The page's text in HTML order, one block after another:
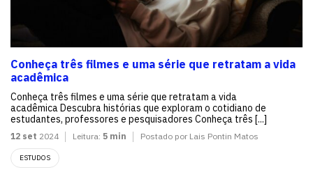
Conheça três filmes e uma série que retratam a vida
acadêmica
Conheça três filmes e uma série que retratam a vida
acadêmica Descubra histórias que exploram o cotidiano de
estudantes, professores e pesquisadores Conheça três [...]
12 set 2024 Leitura: 5 min Postado por Lais Pontin Matos
ESTUDOS